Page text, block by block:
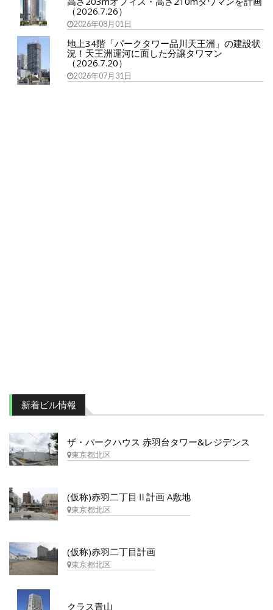
（2026.7.26）
2026年08月01日
地上34階「パークタワー品川天王洲」の建設状
況！天王洲運河に面した分譲タワマン
（2026.7.20）
2026年07月31日
新着ビル情報
ザ・パークハウス 赤羽台タワー&レジデンス
東京都北区
(仮称)赤羽二丁目Ⅱ計画 A敷地
東京都北区
(仮称)赤羽二丁目計画
東京都北区
クラス青山